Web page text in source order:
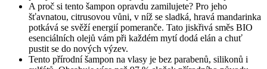
A proč si tento šampon opravdu zamilujete? Pro jeho
šťavnatou, citrusovou vůni, v níž se sladká, hravá mandarinka
potkává se svěží energií pomeranče. Tato jiskřivá směs BIO
esenciálních olejů vám při každém mytí dodá elán a chuť
pustit se do nových výzev.
Tento přírodní šampon na vlasy je bez parabenů, silikonů i